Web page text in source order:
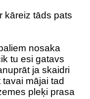
kāreiz tāds pats
nosaka
tu esi gatavs
ja skaidri
mājai tad
pleķi prasa